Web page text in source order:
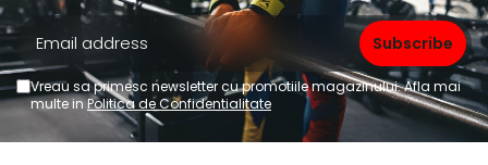
Vreau sa primesc newsletter cu promotiile magazinului. Afla mai
multe inPolitica de Confidentialitate